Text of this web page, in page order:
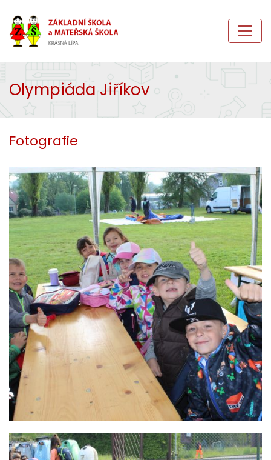
Olympiáda Jiříkov
Fotografie